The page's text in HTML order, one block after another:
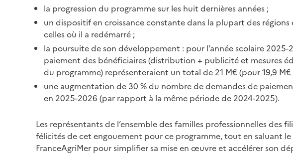
la progression du programme sur les huit dernières années ;
un dispositif en croissance constante dans la plupart des
celles où il a redémarré ;
la poursuite de son développement : pour l’année scolaire
paiement des bénéficiaires (distribution + publicité et mesures
du programme) représenteraient un total de 21 M€ (pour 19,9
une augmentation de 30 % du nombre de demandes de
en 2025-2026 (par rapport à la même période de 2024-2025).
Les représentants de l’ensemble des familles professionnelles des
félicités de cet engouement pour ce programme, tout en saluant
FranceAgriMer pour simplifier sa mise en œuvre et accélérer son